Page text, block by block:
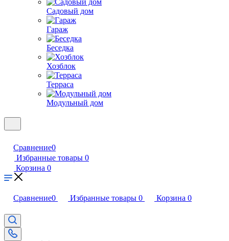
Садовый дом
Гараж
Беседка
Хозблок
Терраса
Модульный дом
Сравнение0
Избранные товары 0
Корзина 0
Сравнение0 Избранные товары 0 Корзина 0